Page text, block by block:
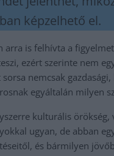
képzelhető el.
arra is felhívta a
ezért szerinte nem
sorsa nemcsak
egyáltalán milyen
kulturális
ugyan, de abban
és bármilyen